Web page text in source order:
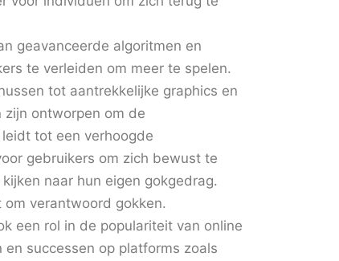
geavanceerde algoritmen en
te verleiden om meer te spelen.
tot aantrekkelijke graphics en
ontworpen om de
tot een verhoogde
gebruikers om zich bewust te
naar hun eigen gokgedrag.
verantwoord gokken.
een rol in de populariteit van online
successen op platforms zoals